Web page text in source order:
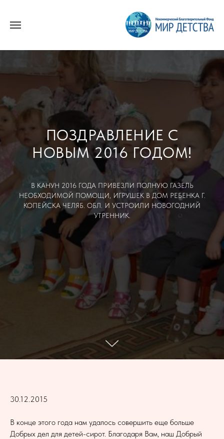
ПОЗДРАВЛЕНИЕ С
НОВЫМ 2016 ГОДОМ!
В КАНУН 2016 ГОДА ПРИВЕЗЛИ ПОЛНУЮ ГАЗЕЛЬ
НЕОБХОДИМОЙ ПОМОЩИ, ИГРУШЕК В ДОМ РЕБЕНКА Г.
КОПЕЙСКА ЧЕЛЯБ. ОБЛ. И УСТРОИЛИ НОВОГОДНИЙ
УТРЕННИК.
30.12.2015
В конце этого года нам удалось совершить еще больше
Добрых дел для детей-сирот. Благодаря Вам, наш Добрый